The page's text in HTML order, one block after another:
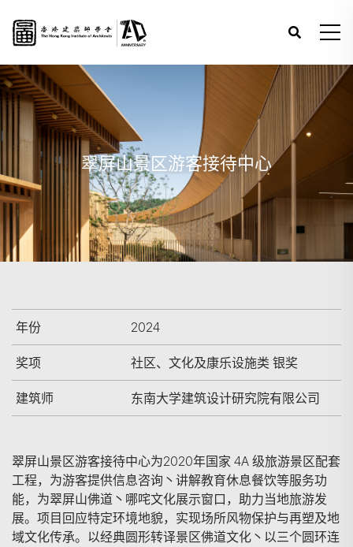
翠屏山景区游客接待中心
年份 2024
奖项 社区、文化及康乐设施类 银奖
建筑师 东南大学建筑设计研究院有限公司
翠屏山景区游客接待中心为2020年国家 4A 级旅游景区配套
工程，为游客提供信息咨询丶讲解教育休息餐饮等服务功
能，为翠屏山佛道丶哪咤文化展示窗口，助力当地旅游发
展。项目回应特定环境地貌，实现场所风物保护与再塑及地
域文化传承。以经典圆形转译景区佛道文化丶以三个圆环连